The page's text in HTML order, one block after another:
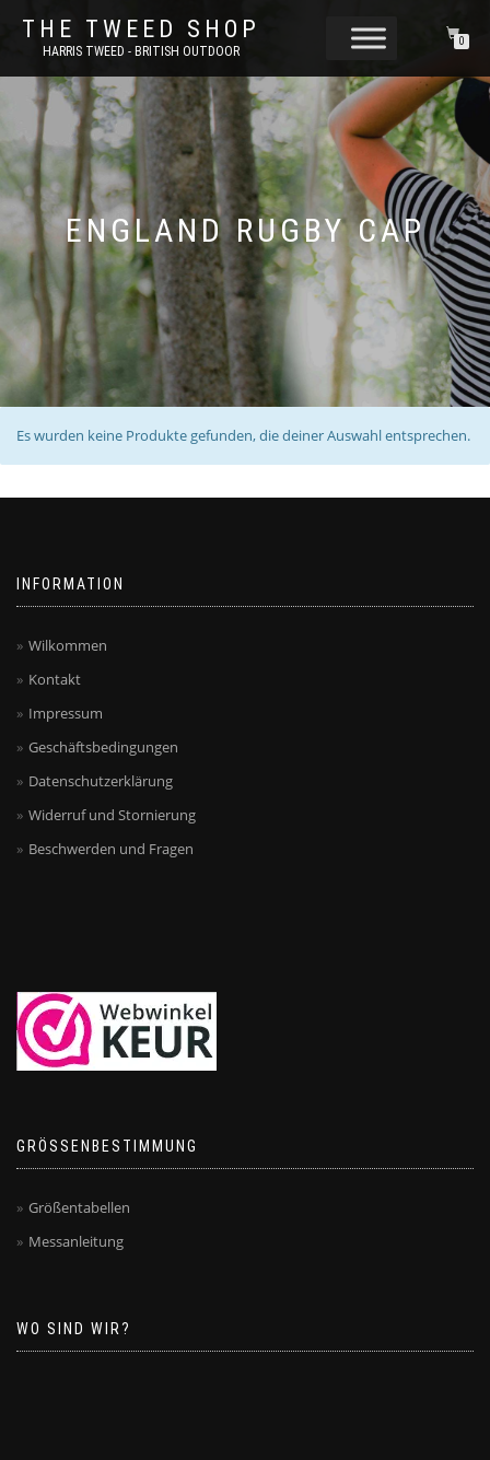
THE TWEED SHOP
HARRIS TWEED - BRITISH OUTDOOR
0
ENGLAND RUGBY CAP
Es wurden keine Produkte gefunden, die deiner Auswahl entsprechen.
INFORMATION
Wilkommen
Kontakt
Impressum
Geschäftsbedingungen
Datenschutzerklärung
Widerruf und Stornierung
Beschwerden und Fragen
GRÖSSENBESTIMMUNG
Größentabellen
Messanleitung
WO SIND WIR?